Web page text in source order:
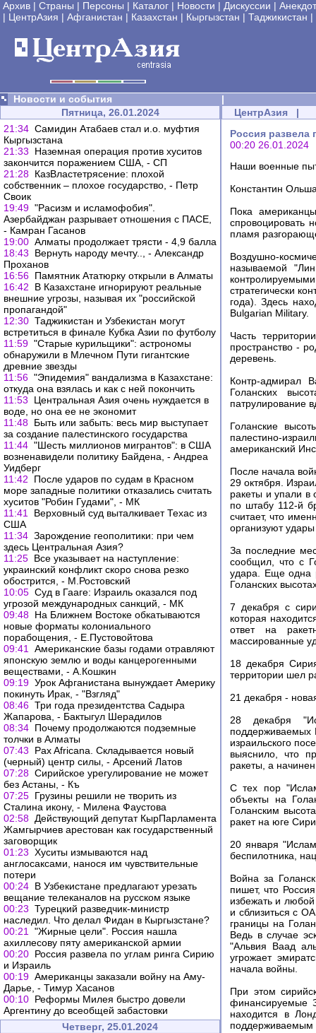
Архив | Страны | Персоны | Каталог | Новости | Дискуссии |
| ЦентрАзия | Афганистан | Казахстан | Кыргызстан | Таджикистан |
Новости и события
|
Пятница, 26.01.2024
21:34 Самидин Атабаев стал и.о. муфтия
Кыргызстана
21:33
Наземная операция против хуситов
закончится поражением США, - СП
21:28 КазВластетрясение: плохой
собственник – плохое государство, - Петр
Своик
19:49 "Расизм и исламофобия".
Азербайджан разрывает отношения с ПАСЕ,
- Камран Гасанов
19:00 Алматы продолжает трясти - 4,9 балла
18:43
Вернуть народу мечту.., - Александр
Проханов
16:56 Памятник Ататюрку открыли в Алматы
16:42
В Казахстане игнорируют реальные
внешние угрозы, называя их "российской
пропагандой"
12:30 Таджикистан и Узбекистан могут
встретиться в финале Кубка Азии по футболу
11:59 "Старые курильщики": астрономы
обнаружили в Млечном Пути гигантские
древние звезды
11:56 "Эпидемия" вандализма в Казахстане:
откуда она взялась и как с ней покончить
11:53
Центральная Азия очень нуждается в
воде, но она ее не экономит
11:48 Быть или забыть: весь мир выступает
за создание палестинского государства
11:44 "Шесть миллионов мигрантов": в США
возненавидели политику Байдена, - Андреа
Уидберг
11:42
После ударов по судам в Красном
море западные политики отказались считать
хуситов "Робин Гудами", - МК
11:41
Верховный суд выталкивает Техас из
США
11:34 Зарождение геополитики: при чем
здесь Центральная Азия?
11:25 Все указывает на наступление:
украинский конфликт скоро снова резко
обострится, - М.Ростовский
10:05 Суд в Гааге: Израиль оказался под
угрозой международных санкций, - МК
09:48 На Ближнем Востоке обкатываются
новые форматы колониального
порабощения, - Е.Пустовойтова
09:41
Американские базы годами отравляют
японскую землю и воды канцерогенными
веществами, - А.Кошкин
09:19 Урок Афганистана вынуждает Америку
покинуть Ирак, - "Взгляд"
08:46 Три года президентства Садыра
Жапарова, - Бактыгул Шерадилов
08:34 Почему продолжаются подземные
толчки в Алматы
07:43
Pax Africana. Складывается новый
(черный) центр силы, - Арсений Латов
07:28 Сирийское урегулирование не может
без Астаны, - Къ
07:25 Грузины решили не творить из
Сталина икону, - Милена Фаустова
02:58 Действующий депутат КырПарламента
Жамгырчиев арестован как государственный
заговорщик
01:23 Хуситы измываются над
англосаксами, нанося им чувствительные
потери
00:24 В Узбекистане предлагают урезать
вещание телеканалов на русском языке
00:23 Турецкий разведчик-министр
наследил. Что делал Фидан в Кыргызстане?
00:21
"Жирные цели". Россия нашла
ахиллесову пяту американской армии
00:20 Россия развела по углам ринга Сирию
и Израиль
00:19 Американцы заказали войну на Аму-
Дарье, - Тимур Хасанов
00:10 Реформы Милея быстро довели
Аргентину до всеобщей забастовки
Четверг, 25.01.2024
ЦентрАзия |
Россия развела
00:20 26.01.2024
Наши военные
Константин
Пока
спровоцировать
пламя
Воздушно-
называемой
стратегически
года). Здесь
Bulgarian Military.
Часть
пространство -
деревень.
Контр-адмирал
Голанских
патрулирование
Голанские
палестино-
американский
После начала
29 октября.
ракеты и упали
по штабу 112-й
считает, что
организуют
За последние
сообщил, что с
удара. Еще одна
Голанских
7 декабря с
которая
ответ на
массированные
18 декабря
территории шел
21 декабря -
28 декабря
поддерживаемых
израильского
выяснило, что
ракеты, а
С тех пор
объекты на
Голанским
ракет на юге
20 января
беспилотника,
Война за
пишет, что
избежать и
и сблизиться с
границы на
Ведь в случае
"Альвия Ваад
угрожает
начала войны.
При этом
финансируемые
находится в
поддерживаемым